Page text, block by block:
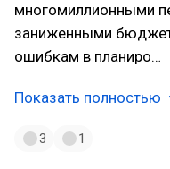
многомиллионными
заниженными
ошибкам в планиро…
Показать полностью
3 1